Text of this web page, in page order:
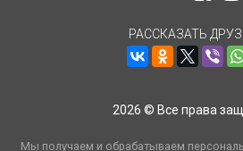
РАССКАЗАТЬ
2026 © Все права
Мы получаем и обрабатываем